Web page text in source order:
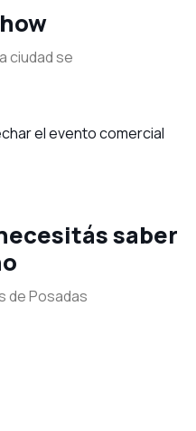
ciudad se
saber
de Posadas